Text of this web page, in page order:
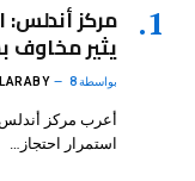
يثير مخاوف
بواسطة8 أغسطس، 2026
أعرب مركز
استمرار احتجاز…